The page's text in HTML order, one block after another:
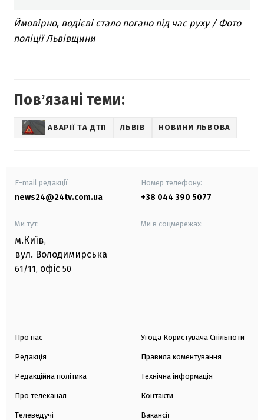
Ймовірно, водієві стало погано під час руху / Фото
поліції Львівщини
Повʼязані теми:
АВАРІЇ ТА ДТП ЛЬВІВ НОВИНИ ЛЬВОВА
E-mail редакції
news24@24tv.com.ua
Номер телефону:
+38 044 390 5077
Ми тут:
м.Київ,
вул. Володимирська
61/11, офіс 50
Ми в соцмережах:
Про нас
Редакція
Редакційна політика
Про телеканал
Телеведучі
Угода Користувача Спільноти
Правила коментування
Технічна інформація
Контакти
Вакансії